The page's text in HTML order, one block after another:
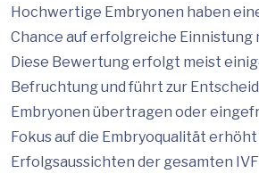
Hochwertige Embryonen haben
Chance auf erfolgreiche Einnistung
Diese Bewertung erfolgt meist
Befruchtung und führt zur
Embryonen übertragen oder
Fokus auf die Embryoqualität erhöht
Erfolgsaussichten der gesamten